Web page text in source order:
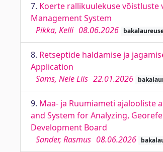
7. Koerte rallikuulekuse võistluste
Management System
Pikka, Kelli 08.06.2026
8. Retseptide haldamise ja
Application
Sams, Nele Liis 22.01.2026
9. Maa- ja Ruumiameti ajalooliste
and System for Analyzing,
Development Board
Sander, Rasmus 08.06.2026